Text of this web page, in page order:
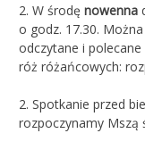
2. W środę nowenna
o godz. 17.30.
odczytane i
róż różańcowych:
2. Spotkanie przed
rozpoczynamy Mszą